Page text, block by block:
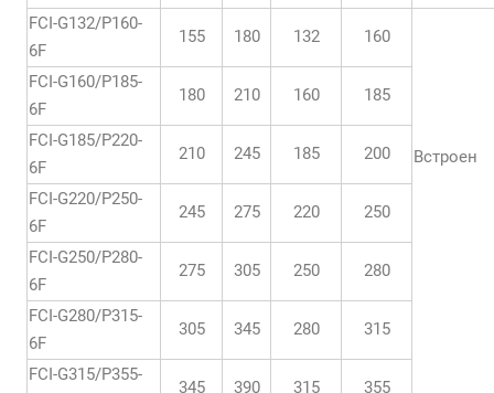
FCI-G132/P160-
6F
155 180 132 160
Встроен
FCI-G160/P185-
6F
180 210 160 185
FCI-G185/P220-
6F
210 245 185 200
FCI-G220/P250-
6F
245 275 220 250
FCI-G250/P280-
6F
275 305 250 280
FCI-G280/P315-
6F
305 345 280 315
FCI-G315/P355-
345 390 315 355